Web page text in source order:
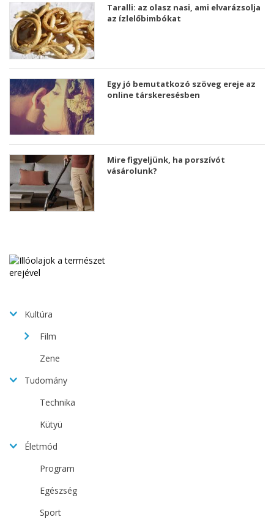
Taralli: az olasz nasi, ami elvarázsolja
az ízlelőbimbókat
Egy jó bemutatkozó szöveg ereje az
online társkeresésben
Mire figyeljünk, ha porszívót
vásárolunk?
Kultúra
Film
Zene
Tudomány
Technika
Kütyü
Életmód
Program
Egészség
Sport